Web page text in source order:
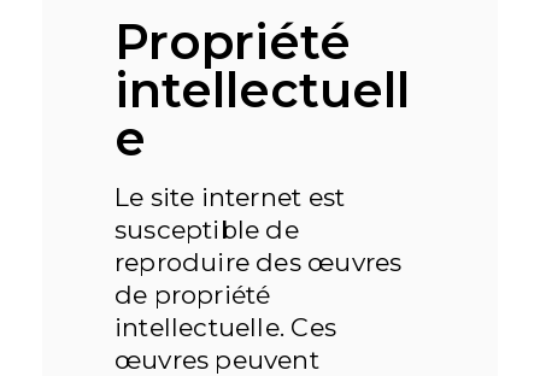
Propriété
intellectuell
e
Le site internet est
susceptible de
reproduire des œuvres
de propriété
intellectuelle. Ces
œuvres peuvent